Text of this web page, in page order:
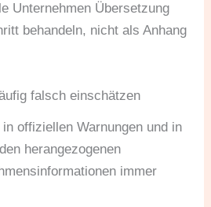
Unternehmen Übersetzung
behandeln, nicht als Anhang
falsch einschätzen
offiziellen Warnungen und in
herangezogenen
immer